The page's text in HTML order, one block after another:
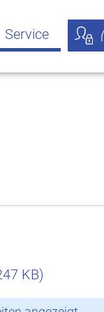
Service
KB)